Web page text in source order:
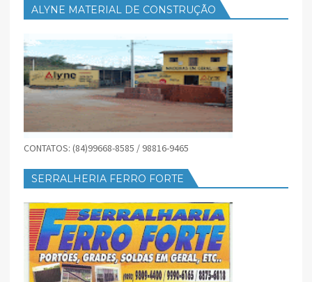
ALYNE MATERIAL DE CONSTRUÇÃO
CONTATOS: (84)99668-8585 / 98816-9465
SERRALHERIA FERRO FORTE